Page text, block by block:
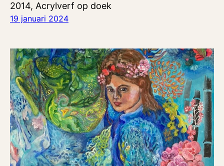
2014, Acrylverf op doek
19 januari 2024